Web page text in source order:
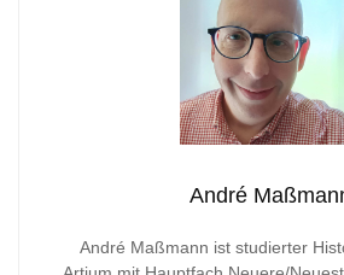
André
André Maßmann ist studierter